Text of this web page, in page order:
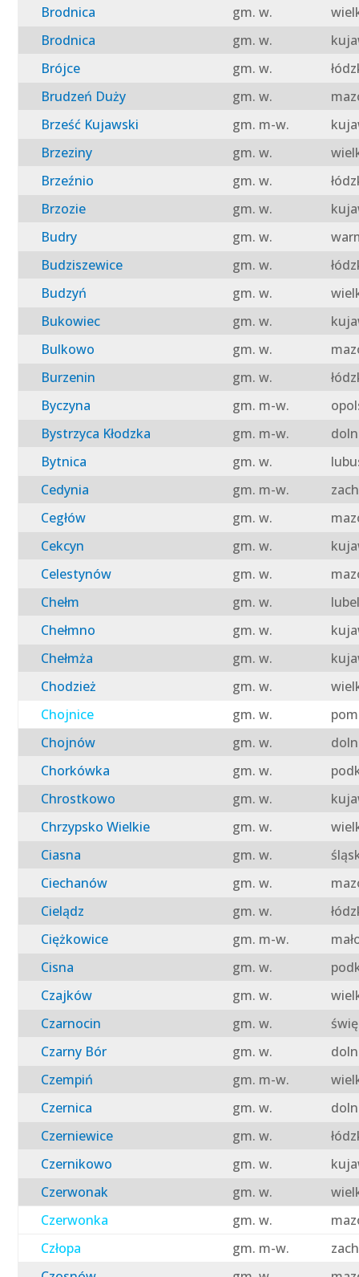
Brodnica
gm. w.
Brodnica
gm. w.
Brójce
gm. w.
Brudzeń Duży
gm. w.
Brześć Kujawski
gm. m-w.
Brzeziny
gm. w.
Brzeźnio
gm. w.
Brzozie
gm. w.
Budry
gm. w.
Budziszewice
gm. w.
Budzyń
gm. w.
Bukowiec
gm. w.
Bulkowo
gm. w.
Burzenin
gm. w.
Byczyna
gm. m-w.
Bystrzyca Kłodzka
gm. m-w.
Bytnica
gm. w.
Cedynia
gm. m-w.
Cegłów
gm. w.
Cekcyn
gm. w.
Celestynów
gm. w.
Chełm
gm. w.
Chełmno
gm. w.
Chełmża
gm. w.
Chodzież
gm. w.
Chojnice
gm. w.
Chojnów
gm. w.
Chorkówka
gm. w.
Chrostkowo
gm. w.
Chrzypsko Wielkie
gm. w.
Ciasna
gm. w.
Ciechanów
gm. w.
Cielądz
gm. w.
Ciężkowice
gm. m-w.
Cisna
gm. w.
Czajków
gm. w.
Czarnocin
gm. w.
Czarny Bór
gm. w.
Czempiń
gm. m-w.
Czernica
gm. w.
Czerniewice
gm. w.
Czernikowo
gm. w.
Czerwonak
gm. w.
Czerwonka
gm. w.
Człopa
gm. m-w.